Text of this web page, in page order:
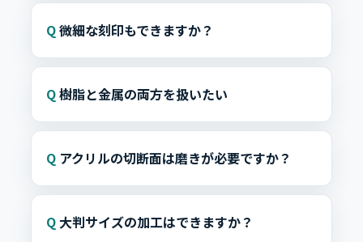
微細な刻印もできますか？
樹脂と金属の両方を扱いたい
アクリルの切断面は磨きが必要ですか？
大判サイズの加工はできますか？